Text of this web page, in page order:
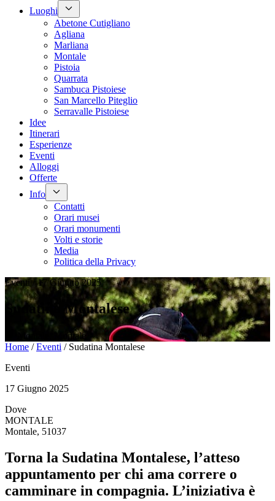
Luoghi
Abetone Cutigliano
Agliana
Marliana
Montale
Pistoia
Quarrata
Sambuca Pistoiese
San Marcello Piteglio
Serravalle Pistoiese
Idee
Itinerari
Esperienze
Eventi
Alloggi
Offerte
Info
Contatti
Orari musei
Orari monumenti
Volti e storie
Media
Politica della Privacy
Eventi / 17 Giugno 2025
Sudatina Montalese
Montale, Montale
Home /Eventi / Sudatina Montalese
Eventi
17 Giugno 2025
Dove
MONTALE
Montale, 51037
Torna la Sudatina Montalese, l’atteso
appuntamento per chi ama correre o
camminare in compagnia. L’iniziativa è